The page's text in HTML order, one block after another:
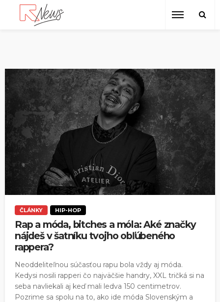
ČLÁNKY HIP-HOP
Rap a móda, bitches a móla: Aké značky
nájdeš v šatníku tvojho obľúbeného
rappera?
Neoddeliteľnou súčasťou rapu bola vždy aj móda.
Kedysi nosili rapperi čo najväčšie handry, XXL tričká si na
seba navliekali aj keď mali ledva 150 centimetrov.
Pozrime sa spolu na to, ako ide móda Slovenským a